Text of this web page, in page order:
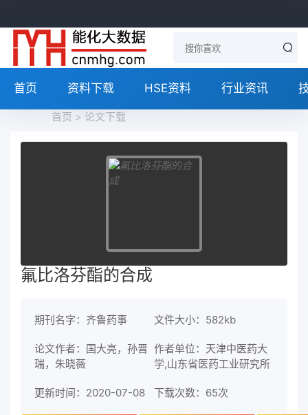
首页 资料下载 HSE资料 行业资讯
首页 > 论文下载
氟比洛芬酯的合成
期刊名字：齐鲁药事 文件大小：582kb
论文作者：国大亮，孙晋
瑞，朱晓薇
作者单位：天津中医药大
学,山东省医药工业研究所
更新时间：2020-07-08 下载次数： 65次